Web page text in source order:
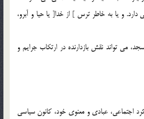
دارد. و یا به خاطر ترس ] از خدا[ یا حیا و آبرو،
می تواند نقش بازدارنده در ارتکاب جرایم و
اجتماعی، عبادی و معنوی خود، کانون سیاسی